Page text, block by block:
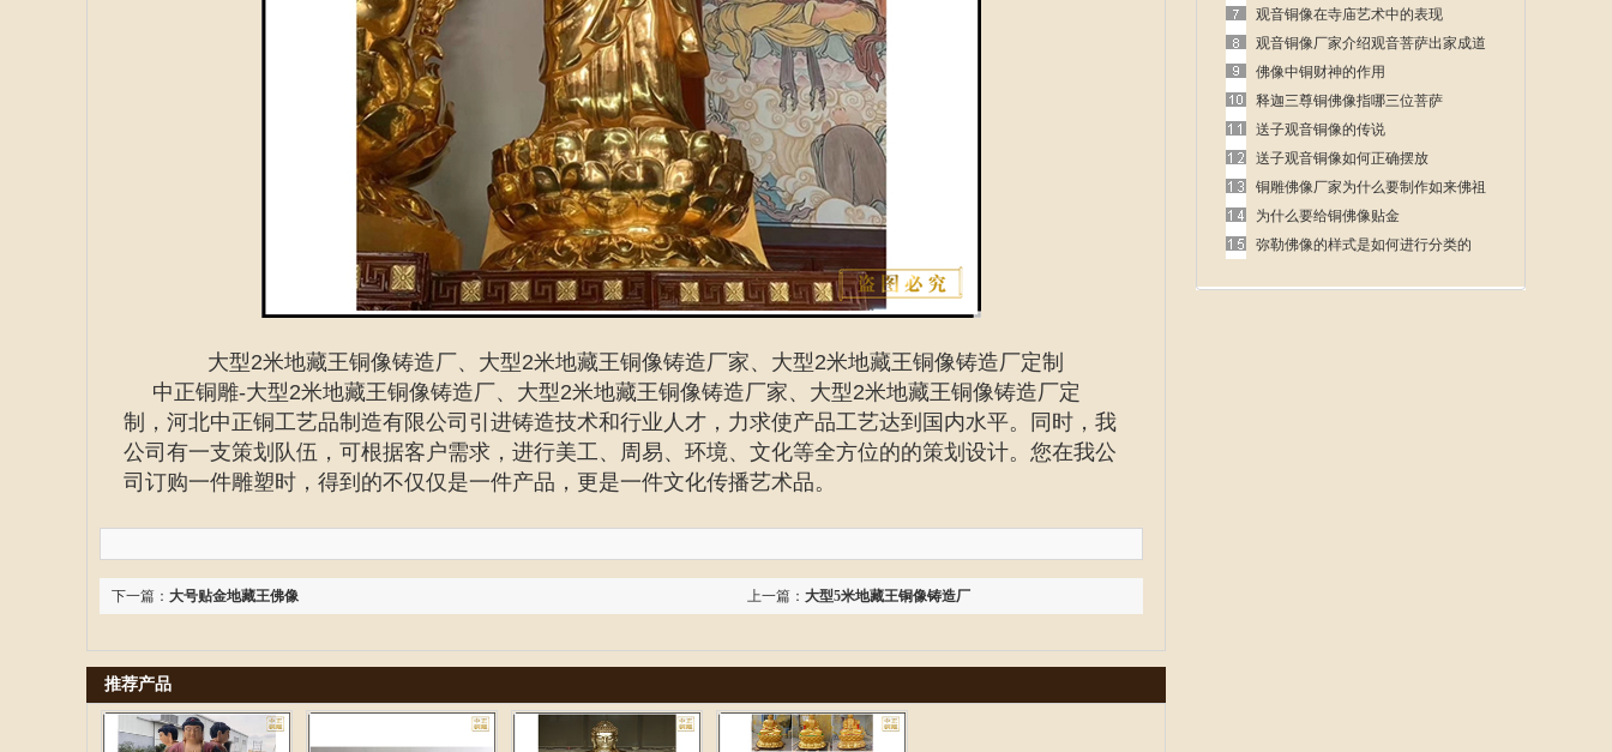
大型2米地藏王铜像铸造厂、大型2米地藏王铜像铸造厂家、大型2米地藏王铜像铸造厂定制
中正铜雕-大型2米地藏王铜像铸造厂、 大型2米地藏王铜像铸造厂家、 大型2米地藏王铜像铸造厂定
制
，河北中正铜工艺品制造有限公司引进铸造技术和行业人才，力求使产品工艺达到国内水平。同时，我
公司有一支策划队伍，可根据客户需求，进行美工、周易、环境、文化等全方位的的策划设计。您在我公
司订购一件雕塑时，得到的不仅仅是一件产品，更是一件文化传播艺术品。
上一篇： 大型5米地藏王铜像铸造厂
下一篇： 大号贴金地藏王佛像
推荐产品
观音铜像在寺庙艺术中的表现
观音铜像厂家介绍观音菩萨出家成道
的故事
佛像中铜财神的作用
释迦三尊铜佛像指哪三位菩萨
送子观音铜像的传说
送子观音铜像如何正确摆放
铜雕佛像厂家为什么要制作如来佛祖
呢
为什么要给铜佛像贴金
弥勒佛像的样式是如何进行分类的